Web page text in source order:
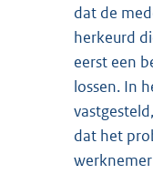
dat de
herkeurd
eerst een
lossen. In
dat het